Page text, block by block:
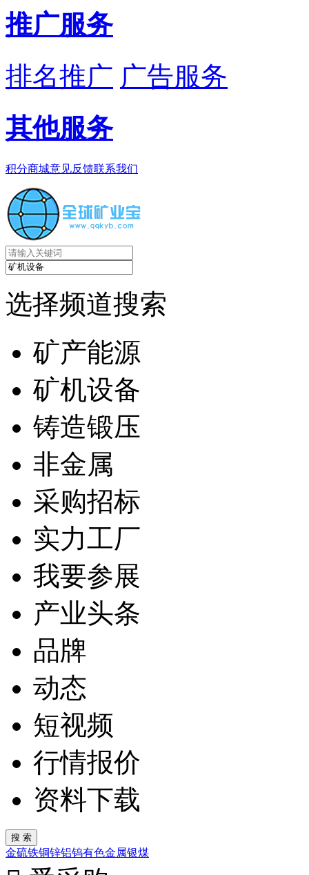
推广服务
排名推广 广告服务
其他服务
积分商城意见反馈联系我们
选择频道搜索
矿产能源
矿机设备
铸造锻压
非金属
采购招标
实力工厂
我要参展
产业头条
品牌
动态
短视频
行情报价
资料下载
金硫铁铜锌铝钨有色金属银煤